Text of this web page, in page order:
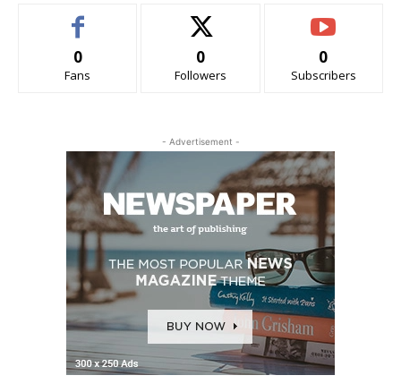
0
Fans
0
Followers
0
Subscribers
- Advertisement -